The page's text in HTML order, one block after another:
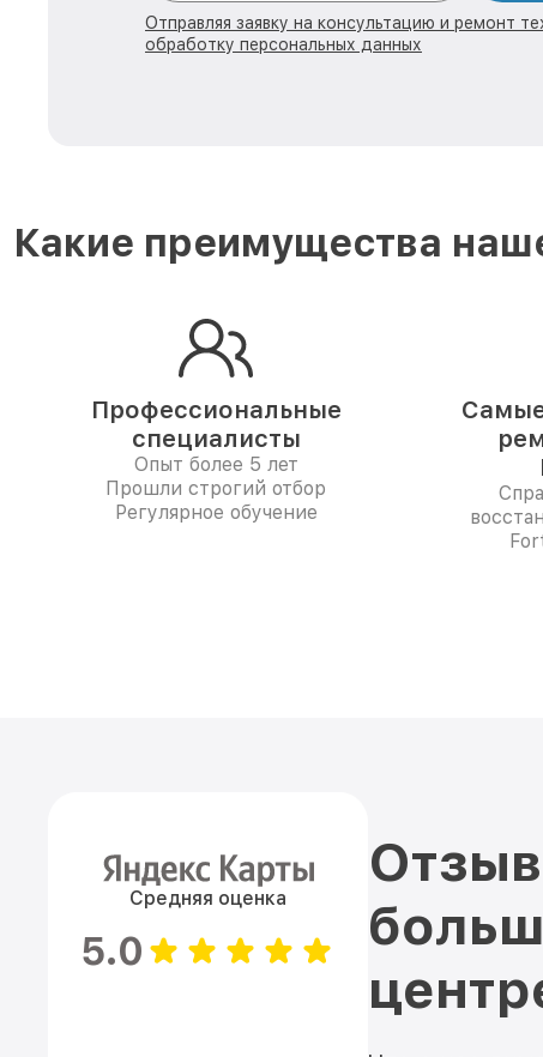
Отправляя заявку на консультацию и ремонт
обработку персональных данных
Какие преимущества
Профессиональные
специалисты
Опыт более 5 лет
Прошли строгий отбор
Регулярное обучение
Средняя оценка
5.0